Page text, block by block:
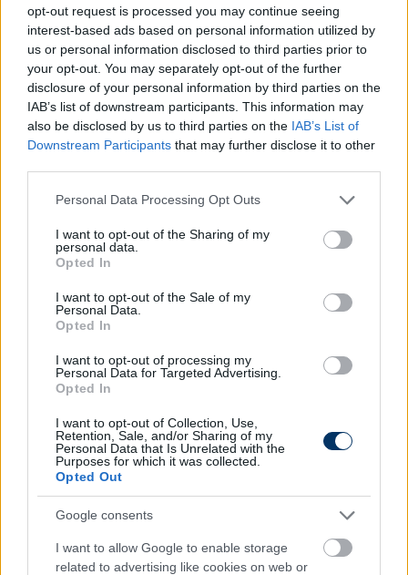
opt-out request is processed you may continue seeing
interest-based ads based on personal information utilized by
us or personal information disclosed to third parties prior to
your opt-out. You may separately opt-out of the further
disclosure of your personal information by third parties on the
IAB’s list of downstream participants. This information may
also be disclosed by us to third parties on the IAB’s List of
Downstream Participants that may further disclose it to other
Please note that this website/app uses one or more Google
not limited to your visit or usage behaviour. You may click to
grant or deny consent to Google and its third-party tags to
use your data for below specified purposes in below Google
consent section.
Personal Data Processing Opt Outs
I want to opt-out of the Sharing of my
personal data.
Opted In
I want to opt-out of the Sale of my
Personal Data.
Opted In
I want to opt-out of processing my
Personal Data for Targeted Advertising.
Opted In
I want to opt-out of Collection, Use,
Retention, Sale, and/or Sharing of my
Personal Data that Is Unrelated with the
Purposes for which it was collected.
Opted Out
Google consents
I want to allow Google to enable storage
related to advertising like cookies on web or
Emellett az is kiderült, hogy az ETO BL-kiesés
esetén a Klaksvík (feröeri)-Atert Bissen
(luxemburgi) párharc vesztese ellenjátszana a
sorozatban, míga Fradi EL-kiesés esetén az
Ajaxszal.
Olvastad már?
esetén újabb izzasztó ellenféllel
szemben folytathatja
Így alakult az Európa Liga második selejtezőkörének
Elolvasom